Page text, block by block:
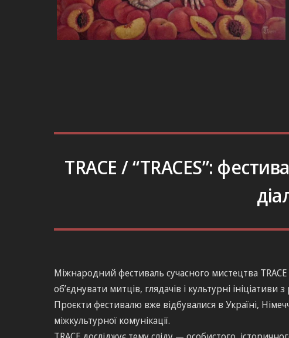
TRACE / “TRACES”:
Міжнародний фестиваль сучасного мистецтва TRACE
об’єднувати митців, глядачів і культурні
Проєкти фестивалю вже відбувалися в Україні,
міжкультурної комунікації.